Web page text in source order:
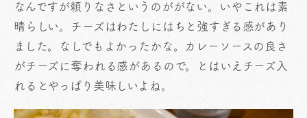
なんですが頼りなさというのががない。いやこれは素
晴らしい。チーズはわたしにはちと強すぎる感があり
ました。なしでもよかったかな。カレーソースの良さ
がチーズに奪われる感があるので。とはいえチーズ入
れるとやっぱり美味しいよね。